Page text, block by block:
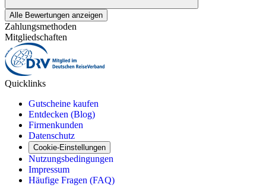
Alle Bewertungen anzeigen
Zahlungsmethoden
Mitgliedschaften
Quicklinks
Gutscheine kaufen
Entdecken (Blog)
Firmenkunden
Datenschutz
Cookie-Einstellungen
Nutzungsbedingungen
Impressum
Häufige Fragen (FAQ)